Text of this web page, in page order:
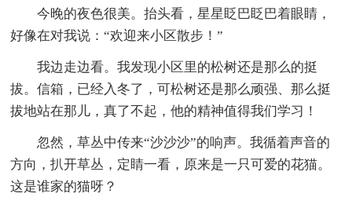
今晚的夜色很美。抬头看，星星眨巴眨巴着眼睛，
好像在对我说：“欢迎来小区散步！”
我边走边看。我发现小区里的松树还是那么的挺
拔。信箱，已经入冬了，可松树还是那么顽强、那么挺
拔地站在那儿，真了不起，他的精神值得我们学习！
忽然，草丛中传来“沙沙沙”的响声。我循着声音的
方向，扒开草丛，定睛一看，原来是一只可爱的花猫。
这是谁家的猫呀？